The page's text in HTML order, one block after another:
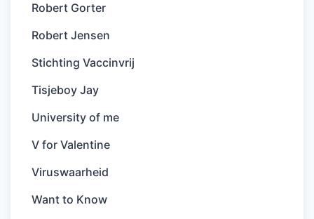
Robert Gorter
Robert Jensen
Stichting Vaccinvrij
Tisjeboy Jay
University of me
V for Valentine
Viruswaarheid
Want to Know